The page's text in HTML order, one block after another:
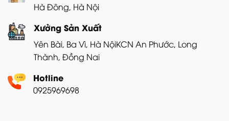
Hà Đông, Hà Nội
Xưởng Sản Xuất
Yên Bài, Ba Vì, Hà NộiKCN An Phước, Long
Thành, Đồng Nai
Hotline
0925969698